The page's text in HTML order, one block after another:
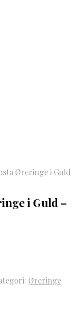
Øreringe i Guld
i Guld –
Øreringe